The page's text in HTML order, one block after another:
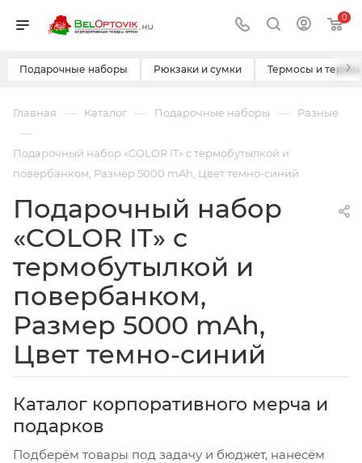
0
Подарочные наборы Рюкзаки и сумки Термосы и ›
Главная — Каталог — Подарочные наборы — Разные
—
Подарочный набор «COLOR IT» с термобутылкой и
повербанком, Размер 5000 mAh, Цвет темно-синий
Подарочный набор
«COLOR IT» с
термобутылкой и
повербанком,
Размер 5000 mAh,
Цвет темно-синий
Каталог корпоративного мерча и
подарков
Подберём товары под задачу и бюджет, нанесём